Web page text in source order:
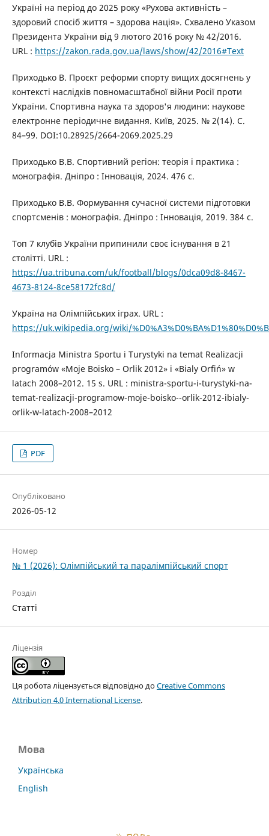
Україні на період до 2025 року «Рухова активність –
здоровий спосіб життя – здорова нація». Схвалено Указом
Президента України від 9 лютого 2016 року № 42/2016.
URL : https://zakon.rada.gov.ua/laws/show/42/2016#Text
Приходько В. Проєкт реформи спорту вищих досягнень у
контексті наслідків повномасштабної війни Росії проти
України. Спортивна наука та здоров'я людини: наукове
електронне періодичне видання. Київ, 2025. № 2(14). С.
84–99. DOI:10.28925/2664-2069.2025.29
Приходько В.В. Спортивний регіон: теорія і практика :
монографія. Дніпро : Інновація, 2024. 476 с.
Приходько В.В. Формування сучасної системи підготовки
спортсменів : монографія. Дніпро : Інновація, 2019. 384 с.
Топ 7 клубів України припинили своє існування в 21
столітті. URL :
https://ua.tribuna.com/uk/football/blogs/0dca09d8-8467-
4673-8124-8ce58172fc8d/
Україна на Олімпійських іграх. URL :
https://uk.wikipedia.org/wiki/
Informacja Ministra Sportu i Turystyki na temat Realizacji
programów «Moje Boisko – Orlik 2012» i «Bialy Orfiń» w
latach 2008–2012. 15 s. URL : ministra-sportu-i-turystyki-na-
temat-realizacji-programow-moje-boisko--orlik-2012-ibialy-
orlik-w-latach-2008–2012
PDF
Опубліковано
2026-05-12
Номер
№ 1 (2026): Олімпійський та паралімпійський спорт
Розділ
Статті
Ліцензія
Ця робота ліцензується відповідно доCreative Commons
Attribution 4.0 International License.
Мова
Українська
English